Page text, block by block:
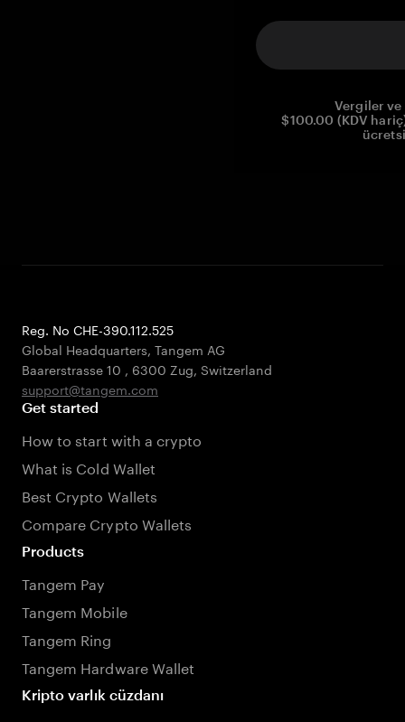
Vergiler
$100.00 (KDV
Reg. No CHE-390.112.525
Global Headquarters, Tangem AG
Baarerstrasse 10 , 6300 Zug, Switzerland
support@tangem.com
Get started
How to start with a crypto
What is Cold Wallet
Best Crypto Wallets
Compare Crypto Wallets
Products
Tangem Pay
Tangem Mobile
Tangem Ring
Tangem Hardware Wallet
Kripto varlık cüzdanı